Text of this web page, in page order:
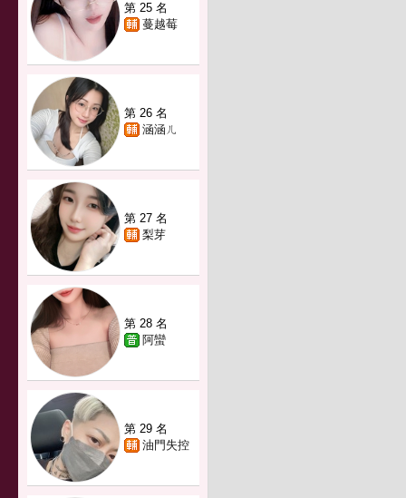
第 25 名
蔓越莓
第 26 名
涵涵ㄦ
第 27 名
梨芽
第 28 名
阿蠻
第 29 名
油門失控